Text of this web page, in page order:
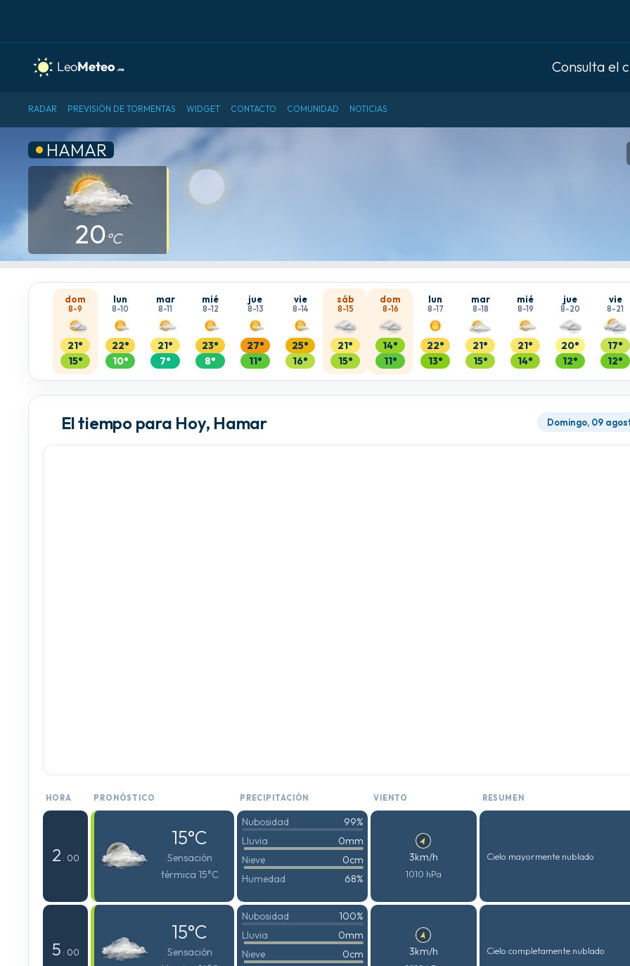
Consulta el
RADAR PREVISIÓN DE TORMENTAS WIDGET CONTACTO COMUNIDAD NOTICIAS
HAMAR
20°C
dom
8-9
21°
15°
lun
8-10
22°
10°
mar
8-11
21°
7°
mié
8-12
23°
8°
jue
8-13
27°
11°
vie
8-14
25°
16°
sáb
8-15
21°
15°
dom
8-16
14°
11°
lun
8-17
22°
13°
mar
8-18
21°
15°
mié
8-19
21°
14°
jue
8-20
20°
12°
vie
8-21
17°
12°
El tiempo para Hoy, Hamar Domingo, 09
HORA PRONÓSTICO PRECIPITACIÓN VIENTO RESUMEN
2 : 00
15°C
Sensación
térmica 15°C
Nubosidad
99%
Lluvia
0mm
Nieve
0cm
Humedad
68%
3km/h
1010 hPa
Cielo mayormente nublado
5 : 00
15°C
Sensación
Nubosidad
100%
Lluvia
0mm
Nieve
0cm
3km/h Cielo completamente nublado